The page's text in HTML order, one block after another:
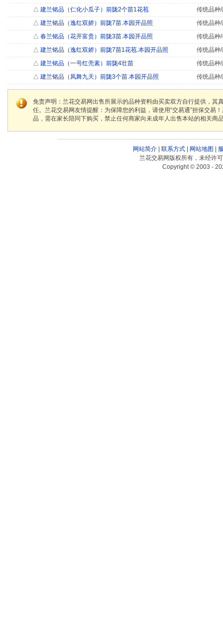
△ 建兰铭品（仁化小瓜子）前陇2个苗1花苞
传统品种
△ 建兰铭品（逸红双娇）前陇7苗.本园开品照
传统品种
△ 春兰铭品（花开富贵）前陇3苗.本园开品照
传统品种
△ 建兰铭品（逸红双娇）前陇7苗1花苞.本园开品照
传统品种
△ 建兰铭品（一号红壳素）前陇4壮苗
传统品种
△ 建兰铭品（凤舞九天）前陇3个苗.本园开品照 传统品种
免责声明：兰花交易网出售所展示的品种资料由买卖双方自行提供，
任。兰花交易网友情提醒：为保障您的利益，请使用“交易通”担保交
品，需在家长陪同下购买，禁止任何商家向未成年人出售本站的相关商
网站简介| 联系方式| 网站地图
兰花交易网版权所有，未经许
Copyright © 2003 -